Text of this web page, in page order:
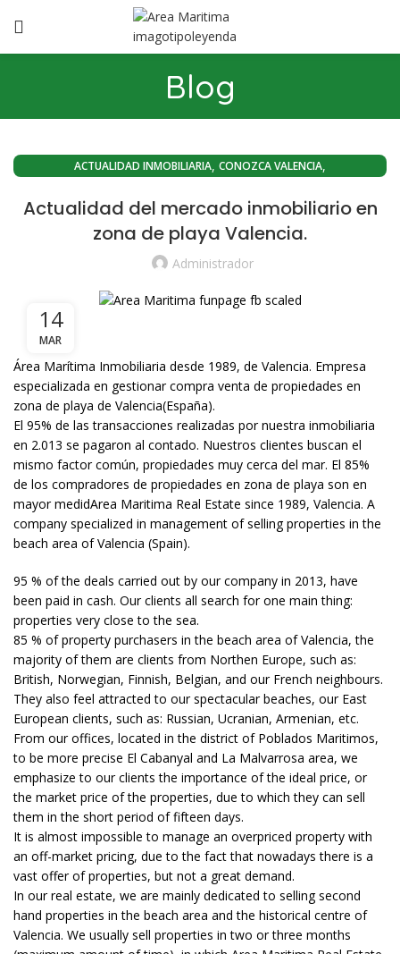
Blog
ACTUALIDAD INMOBILIARIA, CONOZCA VALENCIA,
VENTA PISOS ZONA PLAYA VALENCIA
Actualidad del mercado inmobiliario en
zona de playa Valencia.
Administrador
14
MAR
Área Marítima Inmobiliaria desde 1989, de Valencia. Empresa
especializada en gestionar compra venta de propiedades en
zona de playa de Valencia(España).
El 95% de las transacciones realizadas por nuestra inmobiliaria
en 2.013 se pagaron al contado. Nuestros clientes buscan el
mismo factor común, propiedades muy cerca del mar. El 85%
de los compradores de propiedades en zona de playa son en
mayor medidArea Maritima Real Estate since 1989, Valencia. A
company specialized in management of selling properties in the
beach area of Valencia (Spain).
95 % of the deals carried out by our company in 2013, have
been paid in cash. Our clients all search for one main thing:
properties very close to the sea.
85 % of property purchasers in the beach area of Valencia, the
majority of them are clients from Northen Europe, such as:
British, Norwegian, Finnish, Belgian, and our French neighbours.
They also feel attracted to our spectacular beaches, our East
European clients, such as: Russian, Ucranian, Armenian, etc.
From our offices, located in the district of Poblados Maritimos,
to be more precise El Cabanyal and La Malvarrosa area, we
emphasize to our clients the importance of the ideal price, or
the market price of the properties, due to which they can sell
them in the short period of fifteen days.
It is almost impossible to manage an overpriced property with
an off-market pricing, due to the fact that nowadays there is a
vast offer of properties, but not a great demand.
In our real estate, we are mainly dedicated to selling second
hand properties in the beach area and the historical centre of
Valencia. We usually sell properties in two or three months